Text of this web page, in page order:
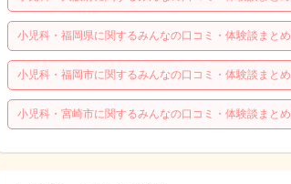
小児科・福岡県に関するみんなの口コミ・体験談まとめ
小児科・福岡市に関するみんなの口コミ・体験談まとめ
小児科・宮崎市に関するみんなの口コミ・体験談まとめ